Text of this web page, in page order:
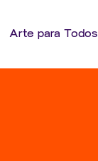
Arte para Todos